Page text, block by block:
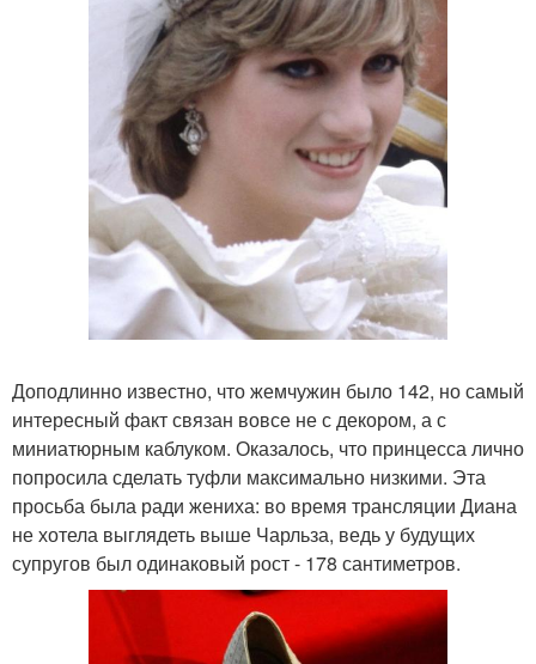
Доподлинно известно, что жемчужин было 142, но самый
интересный факт связан вовсе не с декором, а с
миниатюрным каблуком. Оказалось, что принцесса лично
попросила сделать туфли максимально низкими. Эта
просьба была ради жениха: во время трансляции Диана
не хотела выглядеть выше Чарльза, ведь у будущих
супругов был одинаковый рост - 178 сантиметров.